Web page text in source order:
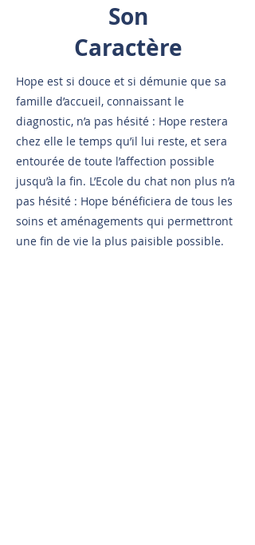
Son
Caractère
Hope est si douce et si démunie que sa
famille d’accueil, connaissant le
diagnostic, n’a pas hésité : Hope restera
chez elle le temps qu’il lui reste, et sera
entourée de toute l’affection possible
jusqu’à la fin. L’Ecole du chat non plus n’a
pas hésité : Hope bénéficiera de tous les
soins et aménagements qui permettront
une fin de vie la plus paisible possible.